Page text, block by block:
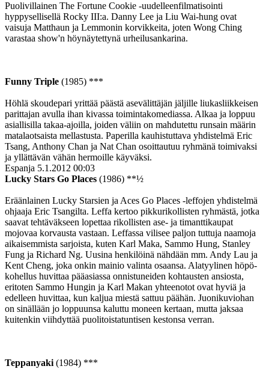
Puolivillainen The Fortune Cookie ‑uudelleenfilmatisointi
hyppysellisellä Rocky III:a. Danny Lee ja Liu Wai-hung ovat
vaisuja Matthaun ja Lemmonin korvikkeita, joten Wong Ching
varastaa show'n höynäytettynä urheilusankarina.
Funny Triple (1985) ***
Höhlä skoudepari yrittää päästä asevälittäjän jäljille liukasliikkeisen
parittajan avulla ihan kivassa toimintakomediassa. Alkaa ja loppuu
asiallisilla takaa-ajoilla, joiden väliin on mahdutettu runsain määrin
matalaotsaista mellastusta. Paperilla kauhistuttava yhdistelmä Eric
Tsang, Anthony Chan ja Nat Chan osoittautuu ryhmänä toimivaksi
ja yllättävän vähän hermoille käyväksi.
Espanja 5.1.2012 00:03
Lucky Stars Go Places (1986) **½
Eräänlainen Lucky Starsien ja Aces Go Places ‑leffojen yhdistelmä
ohjaaja Eric Tsangilta. Leffa kertoo pikkurikollisten ryhmästä, jotka
saavat tehtäväkseen lopettaa rikollisten ase- ja timanttikaupat
mojovaa korvausta vastaan. Leffassa vilisee paljon tuttuja naamoja
aikaisemmista sarjoista, kuten Karl Maka, Sammo Hung, Stanley
Fung ja Richard Ng. Uusina henkilöinä nähdään mm. Andy Lau ja
Kent Cheng, joka onkin mainio valinta osaansa. Alatyylinen höpö-
kohellus huvittaa pääasiassa onnistuneiden kohtausten ansiosta,
eritoten Sammo Hungin ja Karl Makan yhteenotot ovat hyviä ja
edelleen huvittaa, kun kaljua miestä sattuu päähän. Juonikuviohan
on sinällään jo loppuunsa kaluttu moneen kertaan, mutta jaksaa
kuitenkin viihdyttää puolitoistatuntisen kestonsa verran.
Teppanyaki (1984) ***